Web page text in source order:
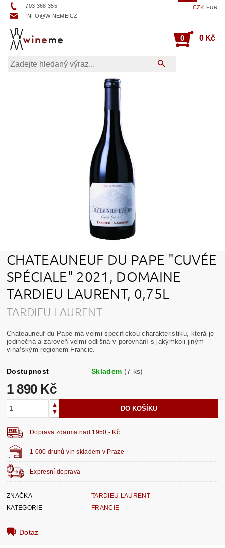
703 368 355
INFO@WINEME.CZ
CZK EUR
0 0 Kč
CHATEAUNEUF DU PAPE "CUVÉE
SPÉCIALE" 2021, DOMAINE
TARDIEU LAURENT, 0,75L
TARDIEU LAURENT
Chateauneuf-du-Pape má velmi specifickou charakteristiku, která je
jedinečná a zároveň velmi odlišná v porovnání s jakýmkoli jiným
vinařským regionem Francie.
Dostupnost Skladem (7 ks)
1 890 Kč
1 000 druhů vín skladem v Praze
Expresní doprava
Doprava zdarma nad 1950,- Kč
ZNAČKA
TARDIEU LAURENT
KATEGORIE
FRANCIE
Dotaz